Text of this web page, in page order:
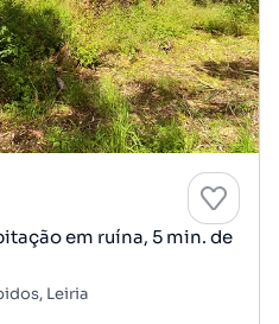
em ruína, 5 min. de
Leiria